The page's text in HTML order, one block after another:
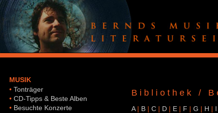
MUSIK
• Tonträger
• CD-Tipps & Beste Alben
Bibliothek /
• Besuchte Konzerte
A | B | C | D | E | F | G | H | I